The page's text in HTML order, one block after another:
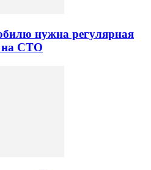
нужна регулярная
на СТО